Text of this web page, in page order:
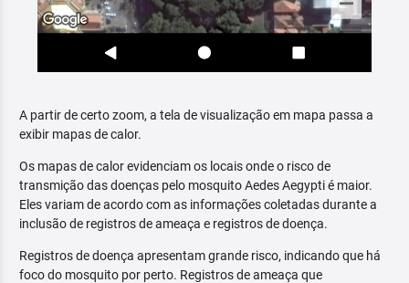
A partir de certo zoom, a tela de visualização em mapa passa a
exibir mapas de calor.
Os mapas de calor evidenciam os locais onde o risco de
transmição das doenças pelo mosquito Aedes Aegypti é maior.
Eles variam de acordo com as informações coletadas durante a
inclusão de registros de ameaça e registros de doença.
Registros de doença apresentam grande risco, indicando que há
foco do mosquito por perto. Registros de ameaça que